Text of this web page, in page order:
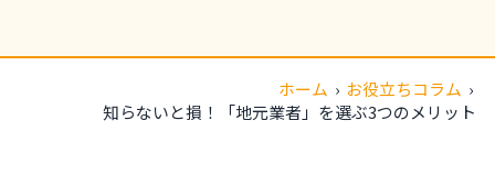
ホーム › お役立ちコラム ›
知らないと損！「地元業者」を選ぶ3つのメリット